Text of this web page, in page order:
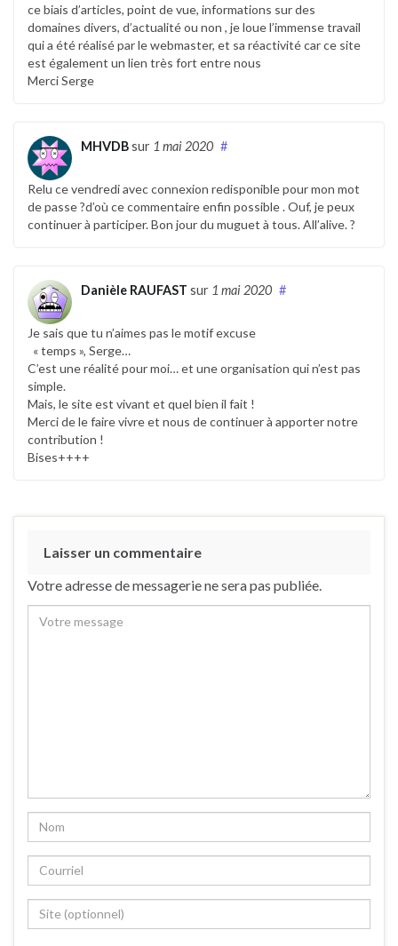
ce biais d’articles, point de vue, informations sur des
domaines divers, d’actualité ou non , je loue l’immense travail
qui a été réalisé par le webmaster, et sa réactivité car ce site
est également un lien très fort entre nous
Merci Serge
MHVDBsur 1 mai 2020 #
Relu ce vendredi avec connexion redisponible pour mon mot
de passe ?d’où ce commentaire enfin possible . Ouf, je peux
continuer à participer. Bon jour du muguet à tous. All’alive. ?
Danièle RAUFAST sur 1 mai 2020 #
Je sais que tu n’aimes pas le motif excuse
« temps », Serge…
C’est une réalité pour moi… et une organisation qui n’est pas
simple.
Mais, le site est vivant et quel bien il fait !
Merci de le faire vivre et nous de continuer à apporter notre
contribution !
Bises++++
Laisser un commentaire
Votre adresse de messagerie ne sera pas publiée.